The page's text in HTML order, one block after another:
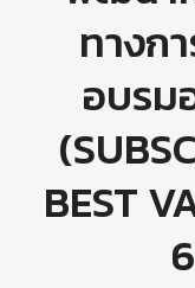
ทางก
อบรม
BEST